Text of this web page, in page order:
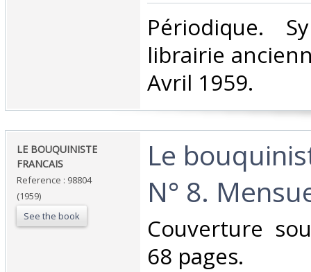
‎Périodique.
librairie
Avril 1959.‎
‎LE BOUQUINISTE
FRANCAIS ‎
Reference : 98804
(1959)
See the book
‎Le
N° 8.
‎Couverture
68 pages.‎